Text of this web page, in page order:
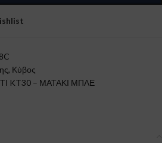
, Κύβος
KT30 – ΜΑΤΑΚΙ ΜΠΛΕ